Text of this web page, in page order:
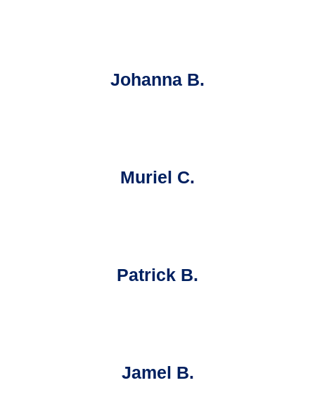
Johanna B.
Muriel C.
Patrick B.
Jamel B.